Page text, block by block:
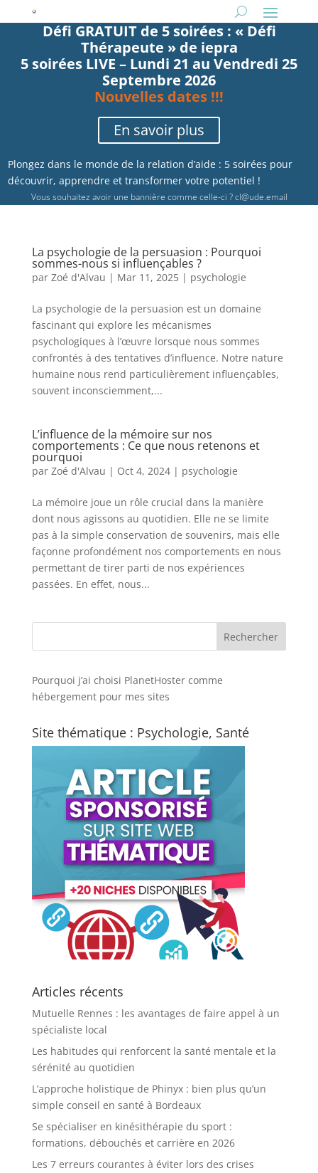
Défi GRATUIT de 5 soirées : « Défi
Thérapeute » de iepra
5 soirées LIVE – Lundi 21 au Vendredi 25
Septembre 2026
Nouvelles dates !!!
En savoir plus
Plongez dans le monde de la relation d’aide : 5 soirées pour
découvrir, apprendre et transformer votre potentiel !
Vous souhaitez avoir une bannière comme celle-ci ?cl@ude.email
La psychologie de la persuasion : Pourquoi
sommes-nous si influençables ?
par Zoé d'Alvau | Mar 11, 2025| psychologie
La psychologie de la persuasion est un domaine
fascinant qui explore les mécanismes
psychologiques à l’œuvre lorsque nous sommes
confrontés à des tentatives d’influence. Notre nature
humaine nous rend particulièrement influençables,
souvent inconsciemment,...
L’influence de la mémoire sur nos
comportements : Ce que nous retenons et
pourquoi
par Zoé d'Alvau | Oct 4, 2024| psychologie
La mémoire joue un rôle crucial dans la manière
dont nous agissons au quotidien. Elle ne se limite
pas à la simple conservation de souvenirs, mais elle
façonne profondément nos comportements en nous
permettant de tirer parti de nos expériences
passées. En effet, nous...
Pourquoi j’ai choisi PlanetHostercomme
hébergement pour mes sites
Site thématique : Psychologie, Santé
Articles récents
Mutuelle Rennes : les avantages de faire appel à un
spécialiste local
Les habitudes qui renforcent la santé mentale et la
sérénité au quotidien
L’approche holistique de Phinyx : bien plus qu’un
simple conseil en santé à Bordeaux
Se spécialiser en kinésithérapie du sport :
formations, débouchés et carrière en 2026
Les 7 erreurs courantes à éviter lors des crises